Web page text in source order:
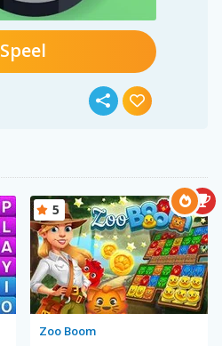
Speel
Zoo Boom
5